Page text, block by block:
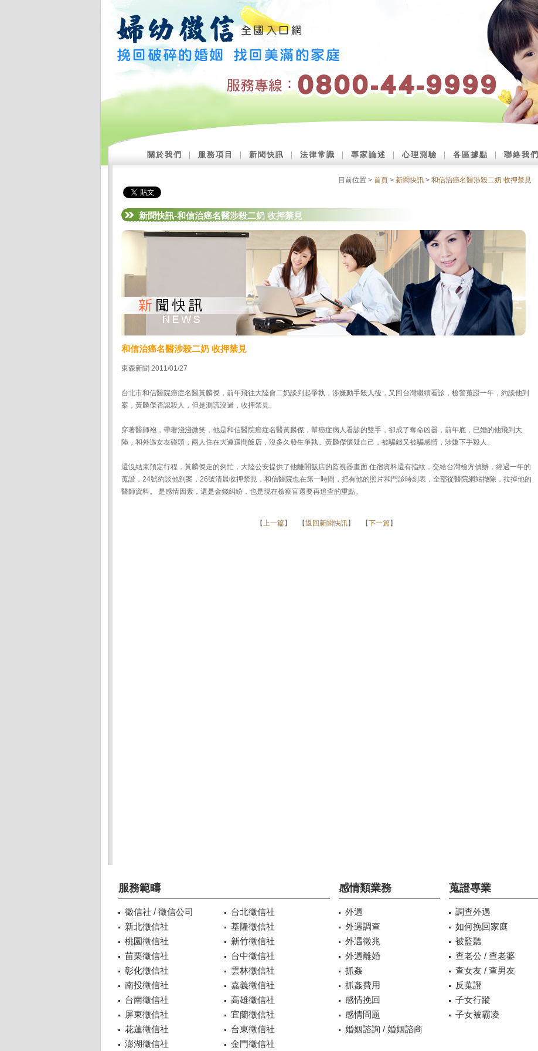
關於我們 服務項目 新聞快訊 法律常識 專家論述 ｜心理測驗 各區據點 聯絡我們
目前位置 > 首頁 > 新聞快訊 > 和信治癌名醫涉殺二奶 收押禁見
新聞快訊-和信治癌名醫涉殺二奶 收押禁見
和信治癌名醫涉殺二奶 收押禁見
東森新聞 2011/01/27
台北市和信醫院癌症名醫黃麟傑，前年飛往大陸會二奶談判起爭執，涉嫌動手殺人後，又回台灣繼續看診，檢警蒐證一年，約談他到
案，黃麟傑否認殺人，但是測謊沒過，收押禁見。
穿著醫師袍，帶著淺淺微笑，他是和信醫院癌症名醫黃麟傑，幫癌症病人看診的雙手，卻成了奪命凶器，前年底，已婚的他飛到大
陸，和外遇女友碰頭，兩人住在大連這間飯店，沒多久發生爭執。黃麟傑懷疑自己，被騙錢又被騙感情，涉嫌下手殺人。
還沒結束預定行程，黃麟傑走的匆忙，大陸公安提供了他離開飯店的監視器畫面 住宿資料還有指紋，交給台灣檢方偵辦，經過一年的
蒐證，24號約談他到案，26號清晨收押禁見，和信醫院也在第一時間，把有他的照片和門診時刻表，全部從醫院網站撤除，拉掉他的
醫師資料。 是感情因素，還是金錢糾紛，也是現在檢察官還要再追查的重點。
【上一篇】 【返回新聞快訊】 【下一篇】
服務範疇
徵信社 / 徵信公司
台北徵信社
新北徵信社
基隆徵信社
桃園徵信社
新竹徵信社
苗栗徵信社
台中徵信社
彰化徵信社
雲林徵信社
南投徵信社
嘉義徵信社
台南徵信社
高雄徵信社
屏東徵信社
宜蘭徵信社
花蓮徵信社
台東徵信社
澎湖徵信社
金門徵信社
感情類業務
外遇
外遇調查
外遇徵兆
外遇離婚
抓姦
抓姦費用
感情挽回
感情問題
婚姻諮詢 / 婚姻諮商
蒐證專業
調查外遇
如何挽回家庭
被監聽
查老公 / 查老婆
查女友 / 查男友
反蒐證
子女行蹤
子女被霸凌